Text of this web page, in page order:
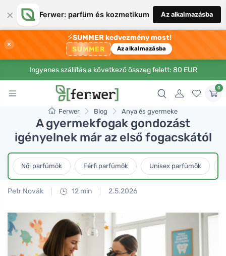
× Ferwer: parfüm és kozmetikum Az alkalmazásba
×
⚡SUMMER kedvezmény most!
SUMMER Az alkalmazásba
Ingyenes szállítás a következő összeg felett: 80 EUR
0
Ferwer Blog Anya és gyermeke
A gyermekfogak gondozást
igényelnek már az első fogacskától
Női parfümök Férfi parfümök Unisex parfümök
Petr Novák 12 min 2.5.2026